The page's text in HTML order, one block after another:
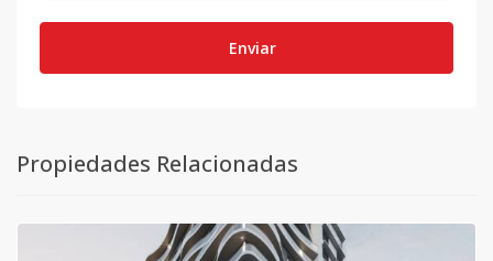
Enviar
Propiedades Relacionadas